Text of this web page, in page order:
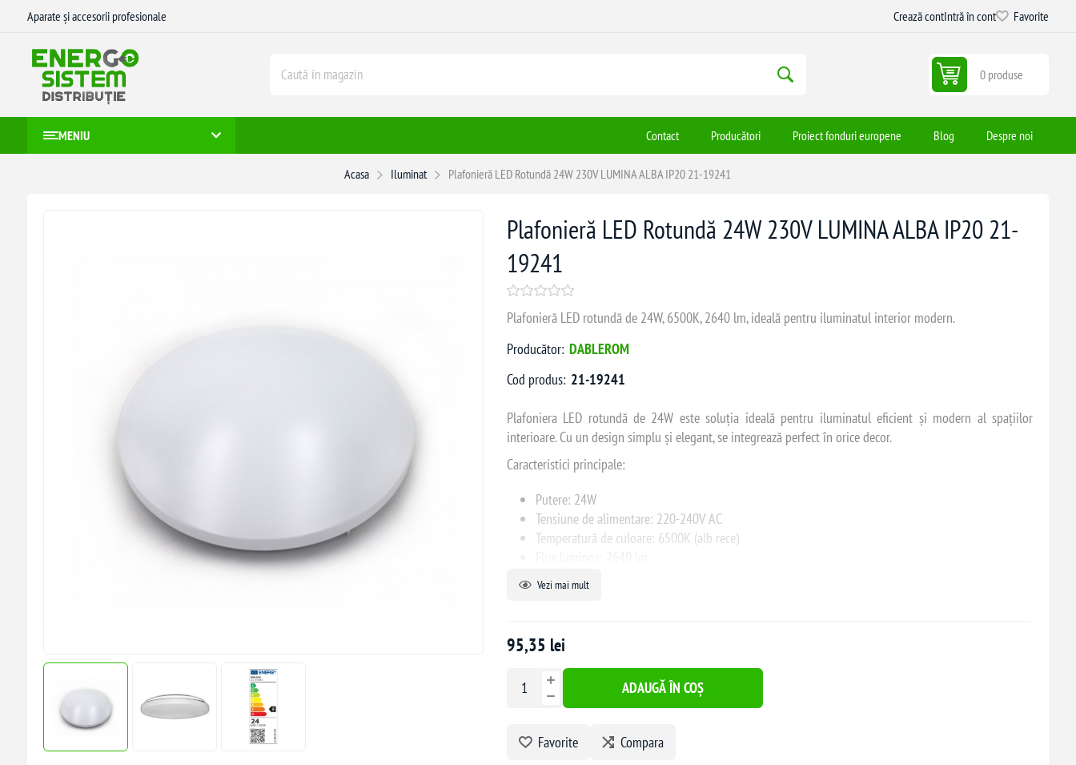
Aparate și accesorii profesionale Crează contIntră în cont Favorite
0 produse
MENIU Contact Producători Proiect fonduri europene Blog Despre noi
Acasa Iluminat Plafonieră LED Rotundă 24W 230V LUMINA ALBA IP20 21-19241
Plafonieră LED Rotundă 24W 230V LUMINA ALBA IP20 21-
19241
Plafonieră LED rotundă de 24W, 6500K, 2640 lm, ideală pentru iluminatul interior modern.
Producător: DABLEROM
Cod produs: 21-19241
Plafoniera LED rotundă de 24W este soluția ideală pentru iluminatul eficient și modern al spațiilor
interioare. Cu un design simplu și elegant, se integrează perfect în orice decor.
Caracteristici principale:
Putere: 24W
Tensiune de alimentare: 220-240V AC
Temperatură de culoare: 6500K (alb rece)
Durată de viață: până la 20.000 ore
Fabricată din materiale de calitate, această plafonieră asigură o lumină uniformă și plăcută, fiind potrivită
pentru diverse încăperi precum livinguri, dormitoare sau birouri.
Vezi mai mult
95,35 lei
ADAUGĂ ÎN COȘ
Favorite Compara